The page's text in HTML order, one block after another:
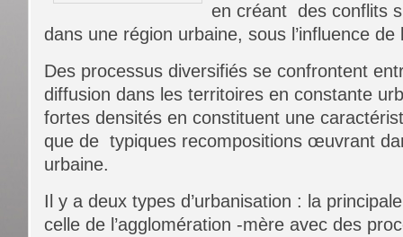
en créant des conflits
dans une région urbaine, sous l’influence de
Des processus diversifiés se confrontent
diffusion dans les territoires en constante
fortes densités en constituent une
que de typiques recompositions œuvrant
urbaine.
Il y a deux types d’urbanisation : la
celle de l’agglomération -mère avec des